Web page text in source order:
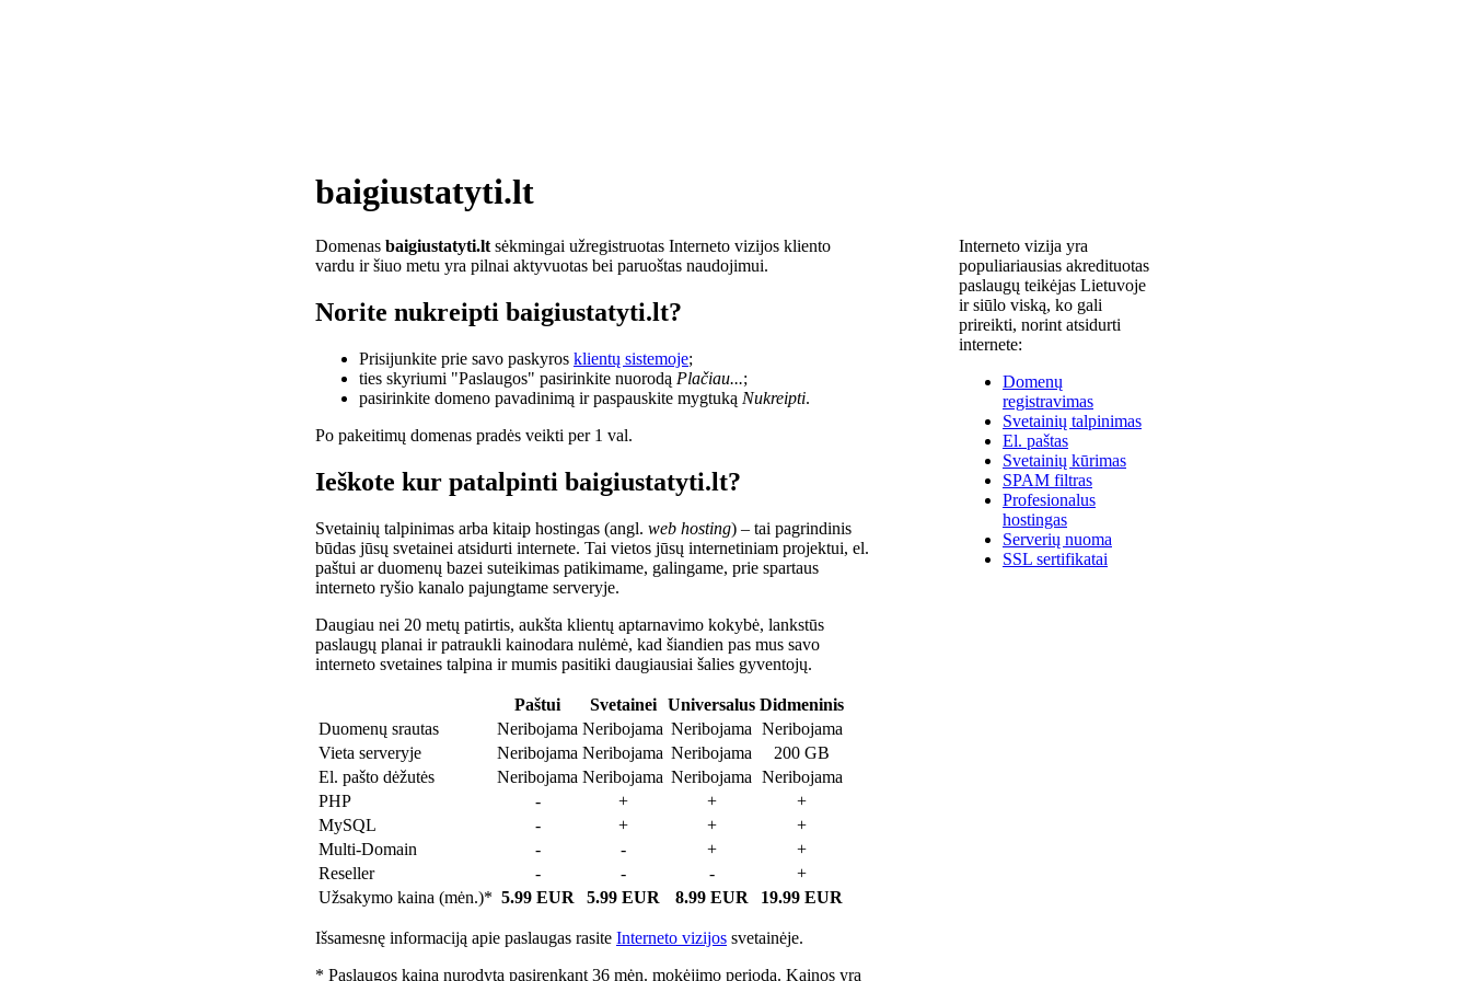
baigiustatyti.lt
Domenas baigiustatyti.lt sėkmingai užregistruotas Interneto vizijos kliento
vardu ir šiuo metu yra pilnai aktyvuotas bei paruoštas naudojimui.
Norite nukreipti baigiustatyti.lt?
Prisijunkite prie savo paskyros klientų sistemoje;
ties skyriumi "Paslaugos" pasirinkite nuorodą Plačiau...;
pasirinkite domeno pavadinimą ir paspauskite mygtuką Nukreipti.
Po pakeitimų domenas pradės veikti per 1 val.
Ieškote kur patalpinti baigiustatyti.lt?
Svetainių talpinimas arba kitaip hostingas (angl. web hosting) – tai pagrindinis
būdas jūsų svetainei atsidurti internete. Tai vietos jūsų internetiniam projektui, el.
paštui ar duomenų bazei suteikimas patikimame, galingame, prie spartaus
interneto ryšio kanalo pajungtame serveryje.
Daugiau nei 20 metų patirtis, aukšta klientų aptarnavimo kokybė, lankstūs
paslaugų planai ir patraukli kainodara nulėmė, kad šiandien pas mus savo
interneto svetaines talpina ir mumis pasitiki daugiausiai šalies gyventojų.
Paštui Svetainei Universalus Didmeninis
Duomenų srautas
Neribojama Neribojama Neribojama Neribojama
Vieta serveryje
Neribojama Neribojama Neribojama
200 GB
El. pašto dėžutės
Neribojama Neribojama Neribojama Neribojama
PHP
- + +
+
MySQL
- + +
+
Multi-Domain
- - +
+
Reseller
- - -
+
Užsakymo kaina (mėn.)* 5.99 EUR 5.99 EUR 8.99 EUR 19.99 EUR
Išsamesnę informaciją apie paslaugas rasite Interneto vizijos svetainėje.
* Paslaugos kaina nurodyta pasirenkant 36 mėn. mokėjimo periodą. Kainos yra
Interneto vizija yra
populiariausias akredituotas
paslaugų teikėjas Lietuvoje
ir siūlo viską, ko gali
prireikti, norint atsidurti
internete:
Domenų
registravimas
Svetainių talpinimas
El. paštas
Svetainių kūrimas
SPAM filtras
Profesionalus
hostingas
Serverių nuoma
SSL sertifikatai